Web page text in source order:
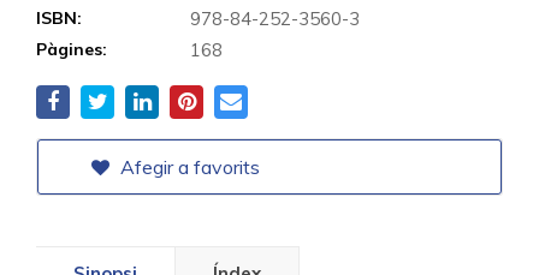
ISBN: 978-84-252-3560-3
Pàgines: 168
Afegir a favorits